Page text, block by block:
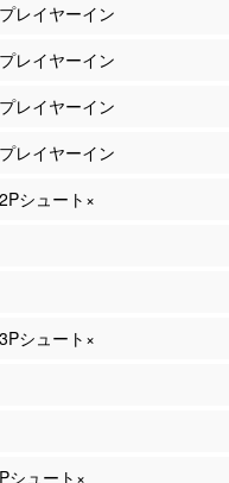
レイヤーイン
レイヤーイン
レイヤーイン
レイヤーイン
シュート×
シュート×
シュート×